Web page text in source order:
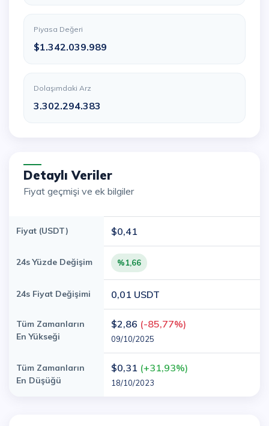
Piyasa Değeri
$1.342.039.989
Dolaşımdaki Arz
3.302.294.383
Detaylı Veriler
Fiyat geçmişi ve ek bilgiler
Fiyat (USDT) $0,41
24s Yüzde Değişim %1,66
24s Fiyat Değişimi 0,01 USDT
Tüm Zamanların
En Yükseği
$2,86 (-85,77%)
09/10/2025
Tüm Zamanların
En Düşüğü
$0,31 (+31,93%)
18/10/2023